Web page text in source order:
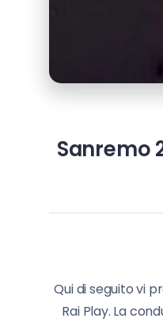
Sanremo
Qui di seguito vi
Rai Play. La